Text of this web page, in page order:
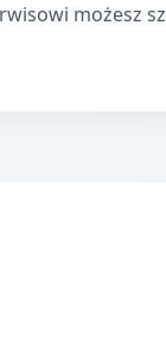
możesz